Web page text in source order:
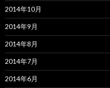
2014年10月
2014年9月
2014年8月
2014年7月
2014年6月